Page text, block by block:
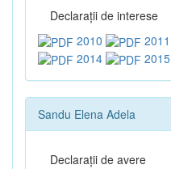
Declaraţii de interese
2010
2011
2014
2015
Sandu Elena Adela
Declaraţii de avere